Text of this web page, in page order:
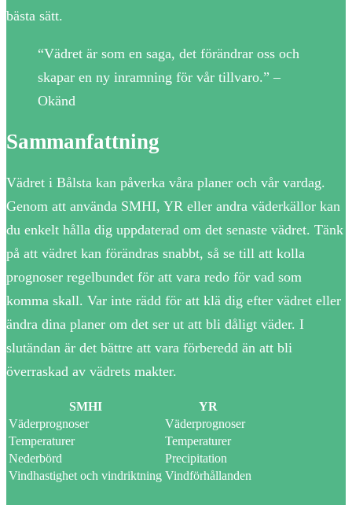
bästa sätt.
“Vädret är som en saga, det förändrar oss och
skapar en ny inramning för vår tillvaro.” –
Okänd
Sammanfattning
Vädret i Bålsta kan påverka våra planer och vår vardag.
Genom att använda SMHI, YR eller andra väderkällor kan
du enkelt hålla dig uppdaterad om det senaste vädret. Tänk
på att vädret kan förändras snabbt, så se till att kolla
prognoser regelbundet för att vara redo för vad som
komma skall. Var inte rädd för att klä dig efter vädret eller
ändra dina planer om det ser ut att bli dåligt väder. I
slutändan är det bättre att vara förberedd än att bli
överraskad av vädrets makter.
SMHI
YR
Väderprognoser
Väderprognoser
Temperaturer
Temperaturer
Nederbörd
Precipitation
Vindhastighet och vindriktning Vindförhållanden